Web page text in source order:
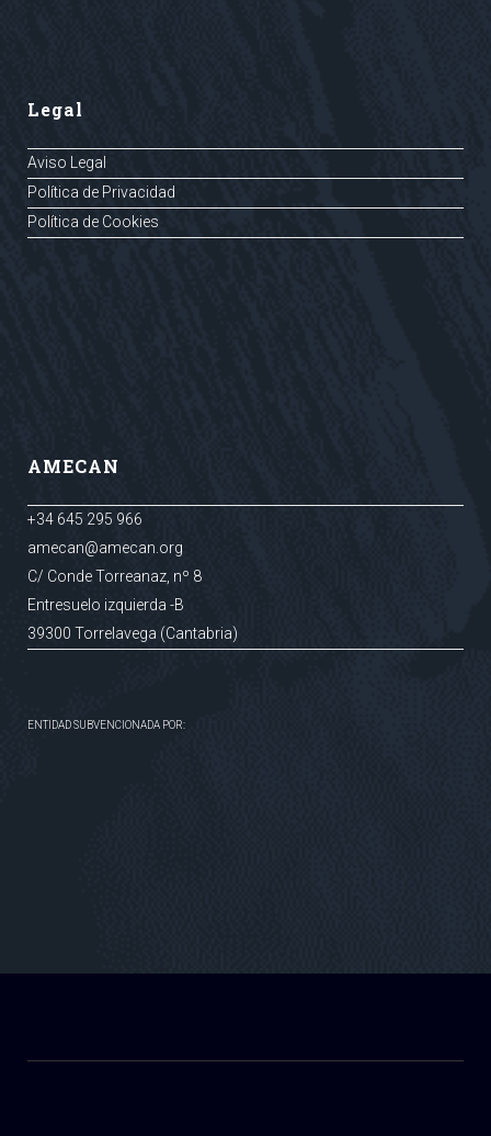
Legal
Aviso Legal
Política de Privacidad
Política de Cookies
AMECAN
+34 645 295 966
amecan@amecan.org
C/ Conde Torreanaz, nº 8
Entresuelo izquierda -B
39300 Torrelavega (Cantabria)
ENTIDAD SUBVENCIONADA POR: